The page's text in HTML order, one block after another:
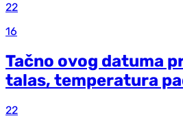
22
16
Tačno ovog datuma
talas, temperatura
22